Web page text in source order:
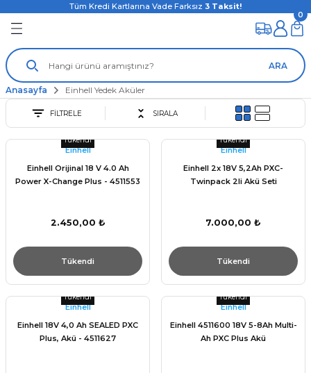
Tüm Kredi Kartlarına Vade Farksız 3 Taksit!
ARA
0
Anasayfa Einhell Yedek Aküler
FİLTRELE SIRALA
Tükendi
Einhell
Einhell Orijinal 18 V 4.0 Ah
Power X-Change Plus - 4511553
2.450,00 ₺
Tükendi
Tükendi
Einhell
Einhell 2x 18V 5,2Ah PXC-
Twinpack 2li Akü Seti
7.000,00 ₺
Tükendi
Tükendi
Einhell
Einhell 18V 4,0 Ah SEALED PXC
Plus, Akü - 4511627
Tükendi
Einhell
Einhell 4511600 18V 5-8Ah Multi-
Ah PXC Plus Akü